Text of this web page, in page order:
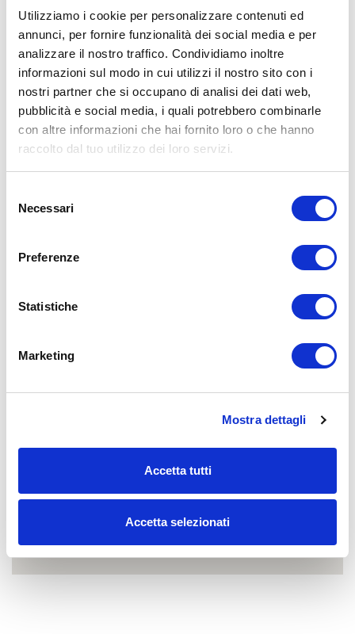
Utilizziamo i cookie per personalizzare contenuti ed
annunci, per fornire funzionalità dei social media e per
analizzare il nostro traffico. Condividiamo inoltre
informazioni sul modo in cui utilizzi il nostro sito con i
nostri partner che si occupano di analisi dei dati web,
pubblicità e social media, i quali potrebbero combinarle
con altre informazioni che hai fornito loro o che hanno
raccolto dal tuo utilizzo dei loro servizi.
delNecessari
Preferenze
Statistiche
Marketing
Mostra dettagli
Accetta tutti
Accetta selezionati
In parallelo
CORSO AtleticMam & Dad: attività dedicata alle
mamme/papà/tate che aspettano i bimbi durante la lezione.
Attività di fitness generale, tonificazione e aerobica adatta a
tutti durante l'ora di attività dei bimbi al Parco Sempione
(Arena) e C.S. Saini.
Qui trovate i corsi per tutte le età e nelle diverse giornate.
Tutte le informazioni nella guida ai corsi di Radiomamma.